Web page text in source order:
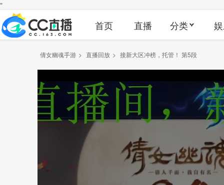
"
首页 直播 分类
倩女幽魂手游 > 直播回放 > 接新大区冲榜，托管！ 第5段